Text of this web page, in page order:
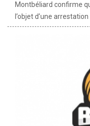
Montbéliard confirme
l’objet d’une arrestation